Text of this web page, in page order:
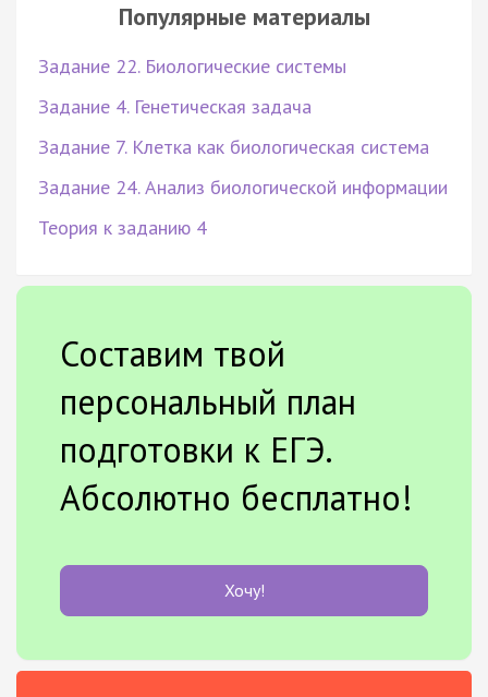
Популярные материалы
Задание 22. Биологические системы
Задание 4. Генетическая задача
Задание 7. Клетка как биологическая система
Задание 24. Анализ биологической информации
Теория к заданию 4
Составим твой
персональный план
подготовки к ЕГЭ.
Абсолютно бесплатно!
Хочу!